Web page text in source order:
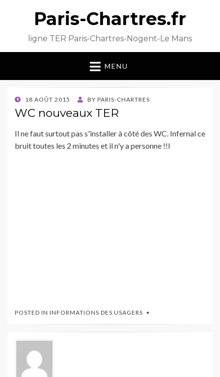
Paris-Chartres.fr
ligne TER Paris-Chartres-Nogent-Le Mans
MENU
POSTED
ON
18 AOÛT 2015 BY PARIS-CHARTRES
WC nouveaux TER
Il ne faut surtout pas s'installer à côté des WC. Infernal ce
bruit toutes les 2 minutes et il n'y a personne !!l
POSTED IN INFORMATIONS DES USAGERS